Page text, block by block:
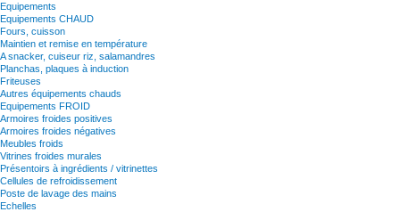
Equipements
Equipements CHAUD
Fours, cuisson
Maintien et remise en température
A snacker, cuiseur riz, salamandres
Planchas, plaques à induction
Friteuses
Autres équipements chauds
Equipements FROID
Armoires froides positives
Armoires froides négatives
Meubles froids
Vitrines froides murales
Présentoirs à ingrédients / vitrinettes
Cellules de refroidissement
Poste de lavage des mains
Echelles